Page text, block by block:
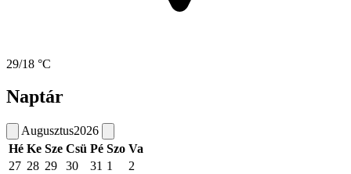
29/18 °C
Naptár
Augusztus2026
Hé Ke Sze Csü Pé Szo Va
27 28 29 30 31 1
2